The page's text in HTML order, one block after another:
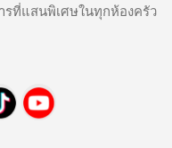
รที่แสนพิเศษในทุกห้องครัว